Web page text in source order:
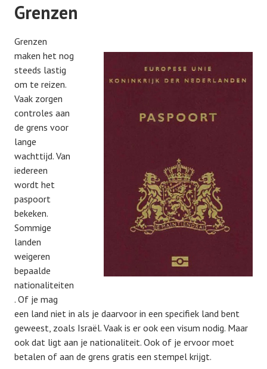
Grenzen
Grenzen
maken het nog
steeds lastig
om te reizen.
Vaak zorgen
controles aan
de grens voor
lange
wachttijd. Van
iedereen
wordt het
paspoort
bekeken.
Sommige
landen
weigeren
bepaalde
nationaliteiten
. Of je mag
een land niet in als je daarvoor in een specifiek land bent
geweest, zoals Israël. Vaak is er ook een visum nodig. Maar
ook dat ligt aan je nationaliteit. Ook of je ervoor moet
betalen of aan de grens gratis een stempel krijgt.